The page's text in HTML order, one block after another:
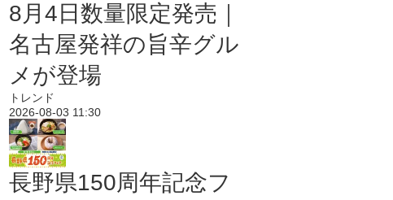
8月4日数量限定発売｜
名古屋発祥の旨辛グル
メが登場
トレンド
2026-08-03 11:30
長野県150周年記念フ